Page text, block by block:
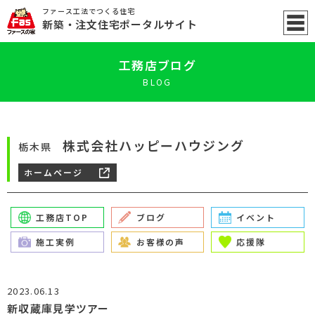
ファース工法でつくる住宅
新築 ・注文住宅ポータルサイト
工務店ブログ
BLOG
栃木県 株式会社ハッピーハウジング
ホームページ
工務店TOP ブログ イベント
施工実例 お客様の声 応援隊
2023.06.13
新収蔵庫見学ツアー